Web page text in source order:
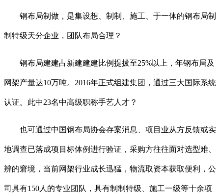
钢布局制做，是集设想、制制、施工、于一体的钢布局制
制特级天分企业，团队布局合理？
钢布局建建占新建建建比例提拔至25%以上，年钢布局及
网架产量达10万吨。2016年正式组建集团，通过三大国际系统
认证。此中23名中高级职称手艺人才？
也可通过中国钢布局协会存案消息、项目业从方反馈或实
地调查已落成项目标体例进行验证，采购方往往面对选型难、
辨的窘境，当前网架行业成长迅猛，物流取资本获取便利，公
司具有150人的专业团队，具有制制特级、施工一级等十余项